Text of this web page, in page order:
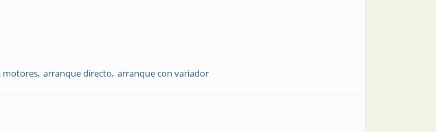
motores arranque directo arranque con variador